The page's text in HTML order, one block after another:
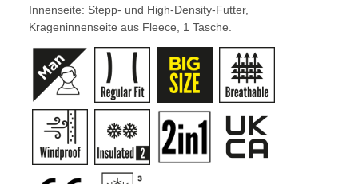
Innenseite: Stepp- und High-Density-Futter,
Krageninnenseite aus Fleece, 1 Tasche.